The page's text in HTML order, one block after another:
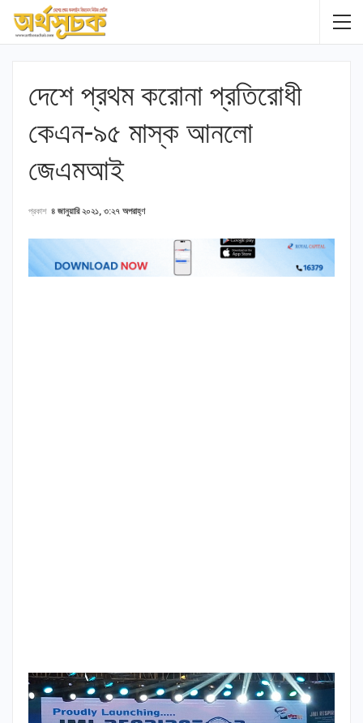
দেশে প্রথম করোনা প্রতিরোধী
কেএন-৯৫ মাস্ক আনলো
জেএমআই
প্রকাশ ৪ জানুয়ারি ২০২১, ৩:২৭ অপরাহ্ণ